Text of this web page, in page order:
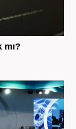
mı?